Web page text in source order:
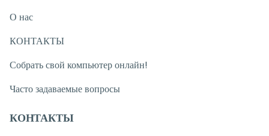
О нас
КОНТАКТЫ
Собрать свой компьютер онлайн!
Часто задаваемые вопросы
КОНТАКТЫ